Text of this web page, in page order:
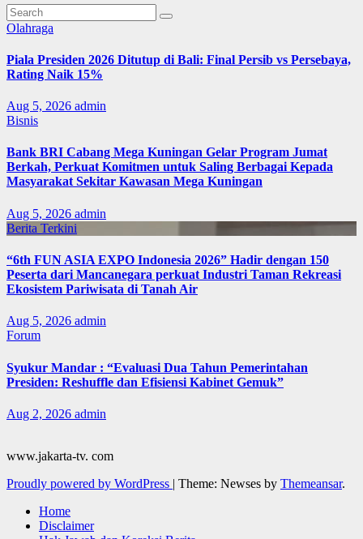
Olahraga
Piala Presiden 2026 Ditutup di Bali: Final Persib vs Persebaya,
Rating Naik 15%
Aug 5, 2026 admin
Bisnis
Bank BRI Cabang Mega Kuningan Gelar Program Jumat
Berkah, Perkuat Komitmen untuk Saling Berbagai Kepada
Masyarakat Sekitar Kawasan Mega Kuningan
Aug 5, 2026 admin
Berita Terkini
“6th FUN ASIA EXPO Indonesia 2026” Hadir dengan 150
Peserta dari Mancanegara perkuat Industri Taman Rekreasi
Ekosistem Pariwisata di Tanah Air
Aug 5, 2026 admin
Forum
Syukur Mandar : “Evaluasi Dua Tahun Pemerintahan
Presiden: Reshuffle dan Efisiensi Kabinet Gemuk”
Aug 2, 2026 admin
www.jakarta-tv. com
Proudly powered by WordPress | Theme: Newses by Themeansar.
Home
Disclaimer